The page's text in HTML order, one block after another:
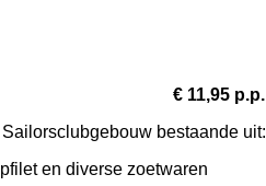
€ 11,95 p.p.
bestaande uit:
en diverse zoetwaren